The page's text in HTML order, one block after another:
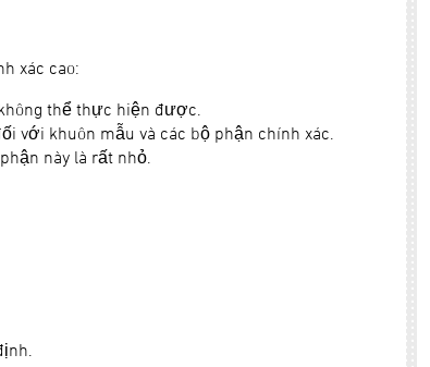
xác cao:
thể thực hiện được.
với khuôn mẫu và các bộ phận chính xác.
này là rất nhỏ.